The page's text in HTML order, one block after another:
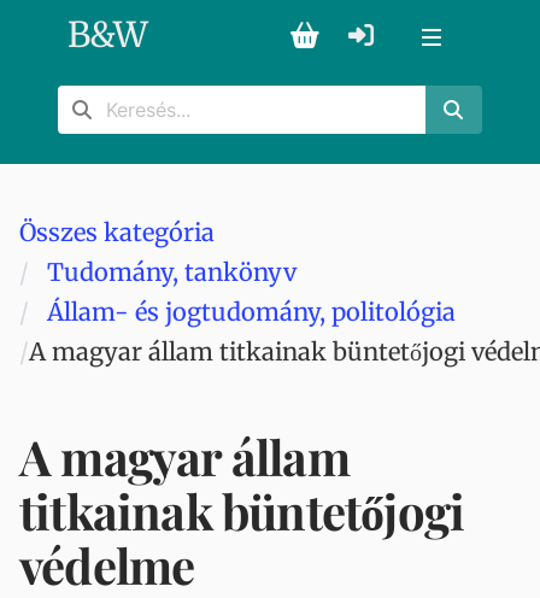
B&W
Összes kategória
Tudomány, tankönyv
Állam- és jogtudomány, politológia
A magyar állam titkainak büntetőjogi
A magyar állam
titkainak büntetőjogi
védelme